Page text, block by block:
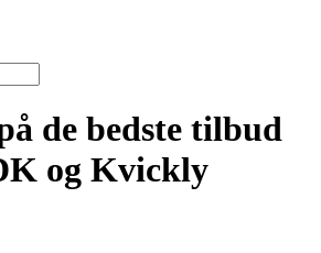
de bedste tilbud
og Kvickly